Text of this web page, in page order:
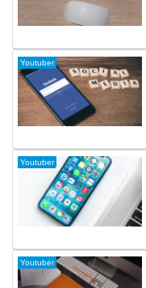
Youtuber
Youtuber
Youtuber